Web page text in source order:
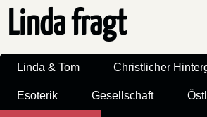
Linda fragt
Linda & Tom Christlicher
Esoterik Gesellschaft